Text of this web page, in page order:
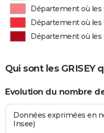
Département où les
Département où les
Département où les
Qui sont les GRISEY
Evolution du nombre
Données exprimées en
Insee)